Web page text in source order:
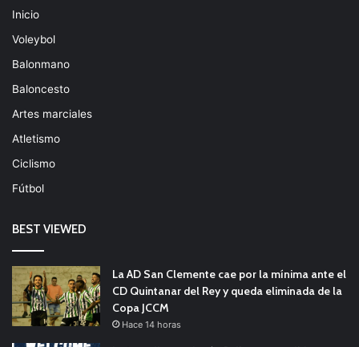
Inicio
Voleybol
Balonmano
Baloncesto
Artes marciales
Atletismo
Ciclismo
Fútbol
BEST VIEWED
La AD San Clemente cae por la mínima ante el
CD Quintanar del Rey y queda eliminada de la
Copa JCCM
Hace 14 horas